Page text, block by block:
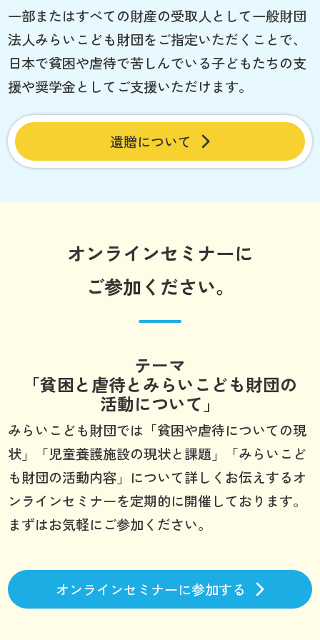
一部またはすべての財産の受取人として一般財団
法人みらいこども財団をご指定いただくことで、
日本で貧困や虐待で苦しんでいる子どもたちの支
援や奨学金としてご支援いただけます。
遺贈について
オンラインセミナーに
ご参加ください。
テーマ
「貧困と虐待とみらいこども財団の
活動について」
みらいこども財団では「貧困や虐待についての現
状」「児童養護施設の現状と課題」「みらいこど
も財団の活動内容」について詳しくお伝えするオ
ンラインセミナーを定期的に開催しております。
まずはお気軽にご参加ください。
オンラインセミナーに参加する